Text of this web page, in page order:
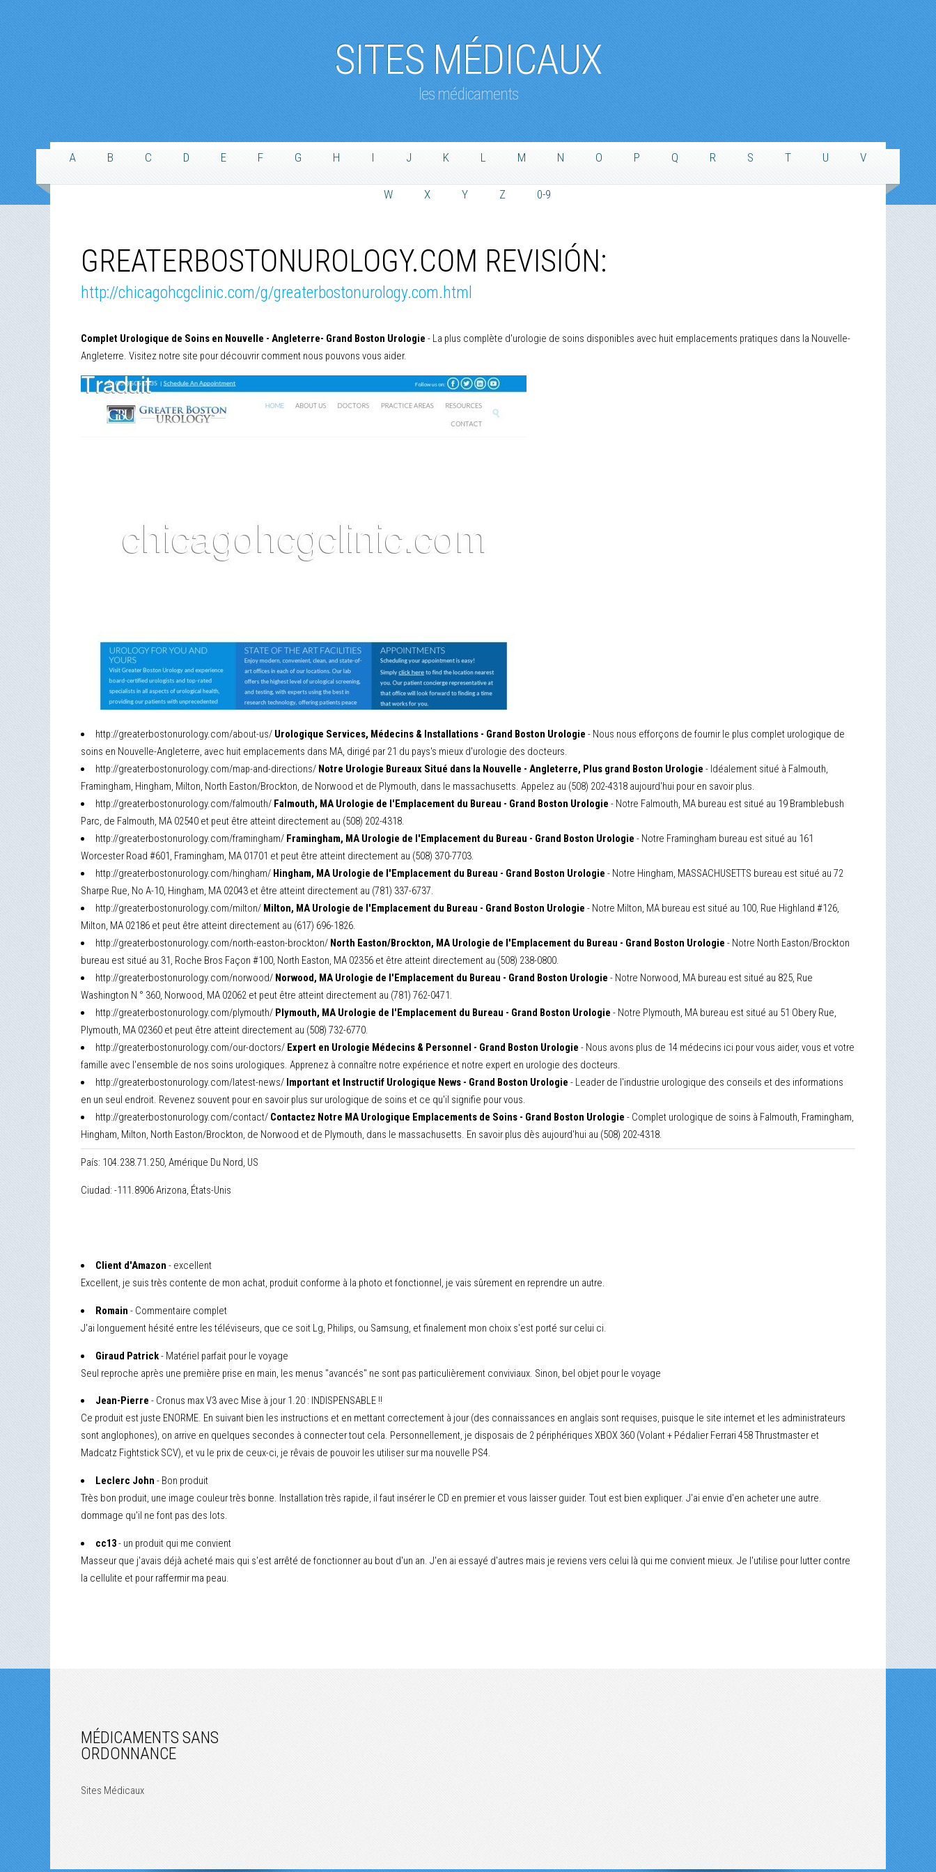
SITES MÉDICAUX
les médicaments
A B C D E F G H I J K L M N O P Q R S T U V
W X Y Z 0-9
GREATERBOSTONUROLOGY.COM REVISIÓN:
http://chicagohcgclinic.com/g/greaterbostonurology.com.html
Complet Urologique de Soins en Nouvelle - Angleterre- Grand Boston Urologie - La plus complète d'urologie de soins disponibles avec huit emplacements pratiques dans la Nouvelle-
Angleterre. Visitez notre site pour découvrir comment nous pouvons vous aider.
http://greaterbostonurology.com/about-us/ Urologique Services, Médecins & Installations - Grand Boston Urologie - Nous nous efforçons de fournir le plus complet urologique de
soins en Nouvelle-Angleterre, avec huit emplacements dans MA, dirigé par 21 du pays's mieux d'urologie des docteurs.
http://greaterbostonurology.com/map-and-directions/ Notre Urologie Bureaux Situé dans la Nouvelle - Angleterre, Plus grand Boston Urologie - Idéalement situé à Falmouth,
Framingham, Hingham, Milton, North Easton/Brockton, de Norwood et de Plymouth, dans le massachusetts. Appelez au (508) 202-4318 aujourd'hui pour en savoir plus.
http://greaterbostonurology.com/falmouth/ Falmouth, MA Urologie de l'Emplacement du Bureau - Grand Boston Urologie - Notre Falmouth, MA bureau est situé au 19 Bramblebush
Parc, de Falmouth, MA 02540 et peut être atteint directement au (508) 202-4318.
http://greaterbostonurology.com/framingham/ Framingham, MA Urologie de l'Emplacement du Bureau - Grand Boston Urologie - Notre Framingham bureau est situé au 161
Worcester Road #601, Framingham, MA 01701 et peut être atteint directement au (508) 370-7703.
http://greaterbostonurology.com/hingham/ Hingham, MA Urologie de l'Emplacement du Bureau - Grand Boston Urologie - Notre Hingham, MASSACHUSETTS bureau est situé au 72
Sharpe Rue, No A-10, Hingham, MA 02043 et être atteint directement au (781) 337-6737.
http://greaterbostonurology.com/milton/ Milton, MA Urologie de l'Emplacement du Bureau - Grand Boston Urologie - Notre Milton, MA bureau est situé au 100, Rue Highland #126,
Milton, MA 02186 et peut être atteint directement au (617) 696-1826.
http://greaterbostonurology.com/north-easton-brockton/ North Easton/Brockton, MA Urologie de l'Emplacement du Bureau - Grand Boston Urologie - Notre North Easton/Brockton
bureau est situé au 31, Roche Bros Façon #100, North Easton, MA 02356 et être atteint directement au (508) 238-0800.
http://greaterbostonurology.com/norwood/ Norwood, MA Urologie de l'Emplacement du Bureau - Grand Boston Urologie - Notre Norwood, MA bureau est situé au 825, Rue
Washington N ° 360, Norwood, MA 02062 et peut être atteint directement au (781) 762-0471.
http://greaterbostonurology.com/plymouth/ Plymouth, MA Urologie de l'Emplacement du Bureau - Grand Boston Urologie - Notre Plymouth, MA bureau est situé au 51 Obery Rue,
Plymouth, MA 02360 et peut être atteint directement au (508) 732-6770.
http://greaterbostonurology.com/our-doctors/ Expert en Urologie Médecins & Personnel - Grand Boston Urologie - Nous avons plus de 14 médecins ici pour vous aider, vous et votre
famille avec l'ensemble de nos soins urologiques. Apprenez à connaître notre expérience et notre expert en urologie des docteurs.
http://greaterbostonurology.com/latest-news/ Important et Instructif Urologique News - Grand Boston Urologie - Leader de l'industrie urologique des conseils et des informations
en un seul endroit. Revenez souvent pour en savoir plus sur urologique de soins et ce qu'il signifie pour vous.
http://greaterbostonurology.com/contact/ Contactez Notre MA Urologique Emplacements de Soins - Grand Boston Urologie - Complet urologique de soins à Falmouth, Framingham,
Hingham, Milton, North Easton/Brockton, de Norwood et de Plymouth, dans le massachusetts. En savoir plus dès aujourd'hui au (508) 202-4318.
País: 104.238.71.250, Amérique Du Nord, US
Ciudad: -111.8906 Arizona, États-Unis
Client d'Amazon - excellent
Excellent, je suis très contente de mon achat, produit conforme à la photo et fonctionnel, je vais sûrement en reprendre un autre.
Romain - Commentaire complet
J'ai longuement hésité entre les téléviseurs, que ce soit Lg, Philips, ou Samsung, et finalement mon choix s'est porté sur celui ci.
Giraud Patrick- Matériel parfait pour le voyage
Seul reproche après une première prise en main, les menus "avancés" ne sont pas particulièrement conviviaux. Sinon, bel objet pour le voyage
Jean-Pierre - Cronus max V3 avec Mise à jour 1.20 : INDISPENSABLE !!
Ce produit est juste ENORME. En suivant bien les instructions et en mettant correctement à jour (des connaissances en anglais sont requises, puisque le site internet et les administrateurs
sont anglophones), on arrive en quelques secondes à connecter tout cela. Personnellement, je disposais de 2 périphériques XBOX 360 (Volant + Pédalier Ferrari 458 Thrustmaster et
Madcatz Fightstick SCV), et vu le prix de ceux-ci, je rêvais de pouvoir les utiliser sur ma nouvelle PS4.
Leclerc John - Bon produit
Très bon produit, une image couleur très bonne. Installation très rapide, il faut insérer le CD en premier et vous laisser guider. Tout est bien expliquer. J'ai envie d'en acheter une autre.
dommage qu'il ne font pas des lots.
cc13- un produit qui me convient
Masseur que j'avais déjà acheté mais qui s'est arrêté de fonctionner au bout d'un an. J'en ai essayé d'autres mais je reviens vers celui là qui me convient mieux. Je l'utilise pour lutter contre
la cellulite et pour raffermir ma peau.
MÉDICAMENTS SANS
ORDONNANCE
Sites Médicaux